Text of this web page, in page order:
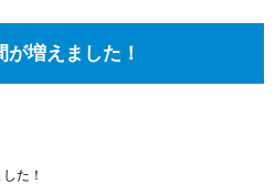
が増えました！
た！